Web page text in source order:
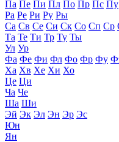
Па Пе Пи Пл По Пр Пс Пу
Ра Ре Ри Ру Ры
Са Св Се Си Ск Со Сп Ср
Та Те Ти Тр Ту Ты
Ул Ур
Фа Фе Фи Фл Фо Фр Фу
Ха Хв Хе Хи Хо
Це Ци
Ча Че
Ша Ши
Эй Эк Эл Эн Эр Эс
Юн
Ян